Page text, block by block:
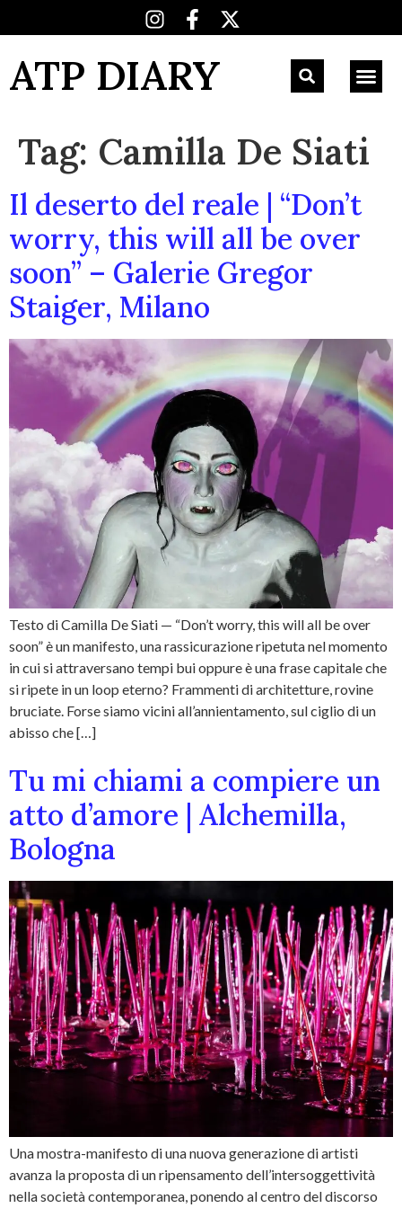
ATP DIARY
Tag: Camilla De Siati
Il deserto del reale | “Don’t
worry, this will all be over
soon” – Galerie Gregor
Staiger, Milano
Testo di Camilla De Siati — “Don’t worry, this will all be over
soon” è un manifesto, una rassicurazione ripetuta nel momento
in cui si attraversano tempi bui oppure è una frase capitale che
si ripete in un loop eterno? Frammenti di architetture, rovine
bruciate. Forse siamo vicini all’annientamento, sul ciglio di un
abisso che […]
Tu mi chiami a compiere un
atto d’amore | Alchemilla,
Bologna
Una mostra-manifesto di una nuova generazione di artisti
avanza la proposta di un ripensamento dell’intersoggettività
nella società contemporanea, ponendo al centro del discorso